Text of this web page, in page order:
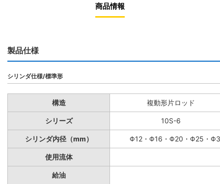
商品情報
製品仕様
シリンダ仕様/標準形
構造 複動形片ロッド
シリーズ 10S-6
シリンダ内径（mm） Φ12・Φ16・Φ20・Φ25・
使用流体
給油